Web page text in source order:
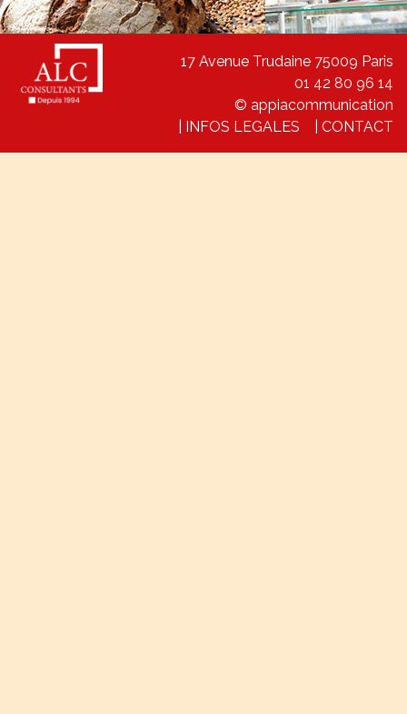
17 Avenue Trudaine 75009 Paris
01 42 80 96 14
© appiacommunication
INFOS LEGALES CONTACT